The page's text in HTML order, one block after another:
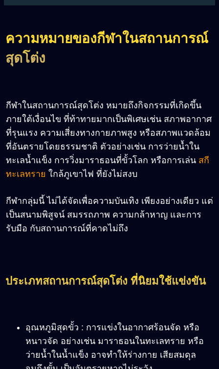
ความหมายของกีฬาในสถานการณ์
สุดโต่ง
กีฬาในสถานการณ์สุดโต่ง หมายถึงกิจกรรมที่เกิดขึ้น
ภายใต้เงื่อนไข ที่ท้าทายมากเป็นพิเศษเช่น สภาพอากาศ
ที่รุนแรง ความเสี่ยงทางกายภาพสูง หรือสภาพแวดล้อม
ที่อันตรายโดยธรรมชาติ ตัวอย่างเช่น การว่ายน้ำใน
ทะเลน้ำแข็ง การวิ่งมาราธอนที่ขั้วโลก หรือการเล่น สกี
ทะเลทราย ใกล้ภูเขาไฟ ที่ยังไม่สงบ
กีฬากลุ่มนี้ ไม่ได้จัดเพื่อความบันเทิง เพียงอย่างเดียว แต่
เป็นสนามพิสูจน์ สมรรถภาพ ความกล้าหาญ และการ
รับมือ กับสถานการณ์ที่คาดไม่ถึง
ประเภทสถานการณ์สุดโต่ง ที่นิยมใช้แข่งขัน
อุณหภูมิสุดขั้ว : การแข่งในอากาศร้อนจัด หรือ
หนาวจัด อย่างเช่น มาราธอนในทะเลทราย หรือ
ว่ายน้ำในน้ำแข็ง อาจทำให้ร่างกาย เสียสมดุล